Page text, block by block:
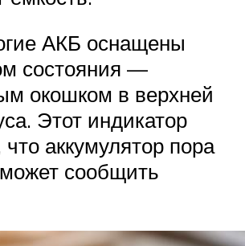
АКБ оснащены
состояния —
окошком в верхней
Этот индикатор
аккумулятор пора
сообщить